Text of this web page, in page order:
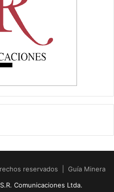
reservados | Guía Minera
S.R. Comunicaciones Ltda.